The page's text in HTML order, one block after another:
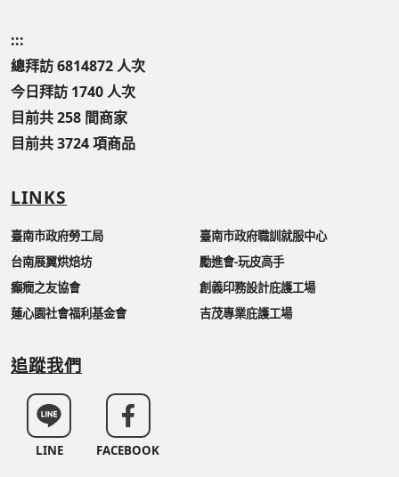
:::
總拜訪 6814872 人次
今日拜訪 1740 人次
目前共 258 間商家
目前共 3724 項商品
LINKS
臺南市政府勞工局
臺南市政府職訓就服中心
台南展翼烘焙坊
勵進會-玩皮高手
癲癇之友協會
創義印務設計庇護工場
蓮心園社會福利基金會
吉茂專業庇護工場
追蹤我們
LINE FACEBOOK